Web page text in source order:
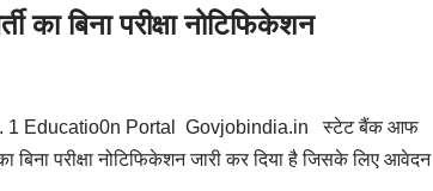
बिना परीक्षा नोटिफिकेशन
1 Educatio0n Portal Govjobindia.in स्टेट बैंक आफ
बिना परीक्षा नोटिफिकेशन जारी कर दिया है जिसके लिए आवेदन